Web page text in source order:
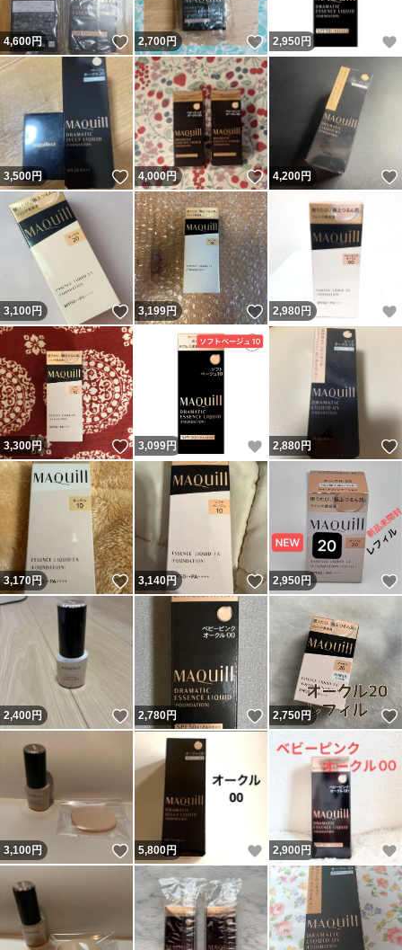
4,600円 いいね！
2,700円 いいね！
2,950 円
3,500円 いいね！
4,000円 いいね！
4,200円
3,100円 いいね！
3,199円 いいね！
2,980 円
3,300円 いいね！
3,099円 いいね！
2,880円
3,170円 いいね！
3,140円 いいね！
2,950円
2,400円 いいね！
2,780円 いいね！
2,750円
3,100円 いいね！
5,800円 いいね！
2,900 円